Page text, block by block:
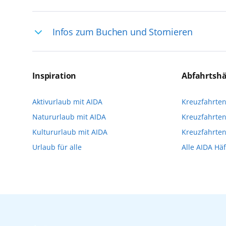
selten, sodass dort englischsprachige
das Reiseerlebnis
Infos zum Buchen und Stornieren
Reservierungsanfrage über aida.de/
Verfügung stehen. Deshalb empfehlen
vorzunehmen.
Inspiration
Aktivurlaub mit AIDA
Natururlaub mit AIDA
Kultururlaub mit AIDA
Urlaub für alle
Alle AIDA